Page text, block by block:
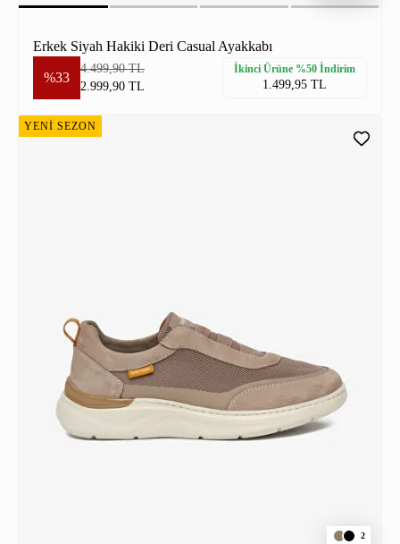
Erkek Siyah Hakiki Deri Casual Ayakkabı
%33
4.499,90 TL
2.999,90 TL
İkinci Ürüne %50 İndirim
1.499,95 TL
YENİ SEZON
2